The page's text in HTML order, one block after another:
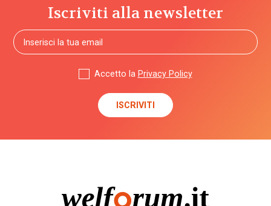
Iscriviti alla newsletter
Accetto la Privacy Policy